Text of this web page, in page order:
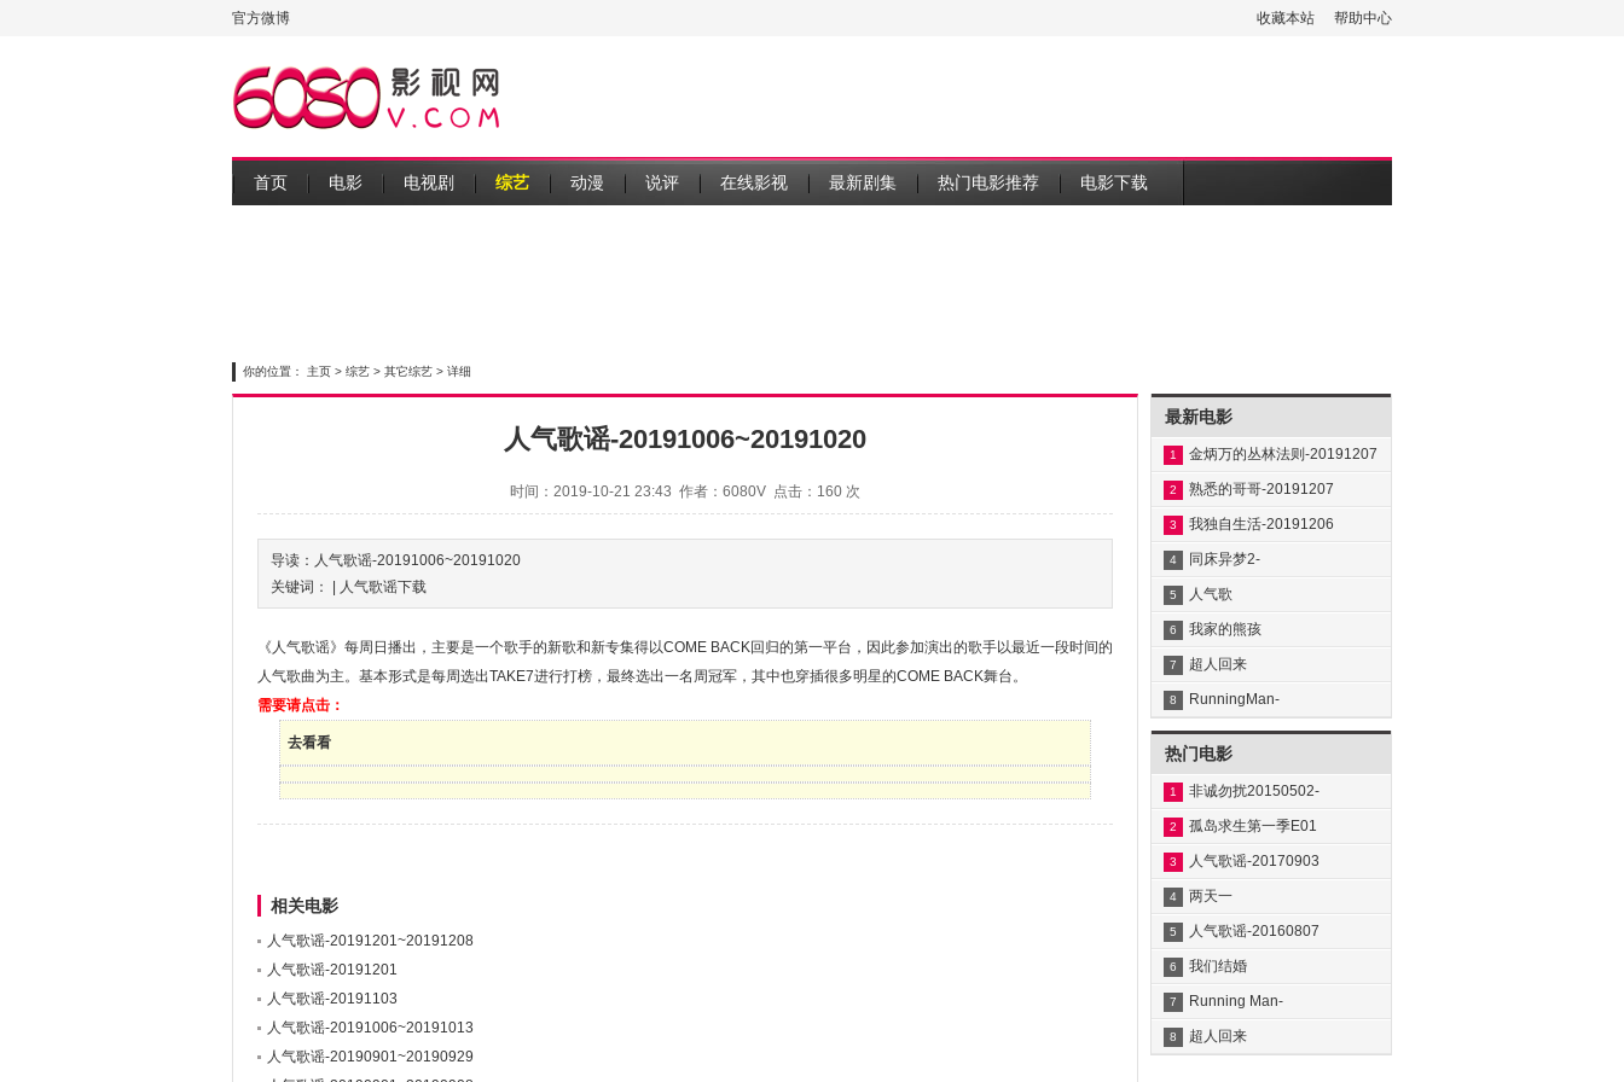
官方微博 收藏本站 帮助中心
首页 电影 电视剧 综艺 动漫 说评 在线影视 最新剧集 热门电影推荐 电影下载
你的位置： 主页 > 综艺 > 其它综艺 > 详细
人气歌谣-20191006~20191020
时间：2019-10-21 23:43 作者：6080V 点击： 160 次
导读：人气歌谣-20191006~20191020
关键词： |
人气歌谣下载
《人气歌谣》每周日播出，主要是一个歌手的新歌和新专集得以COME BACK回归的第一平台，因此参加演出的歌手以最近一段时间的
人气歌曲为主。基本形式是每周选出TAKE7进行打榜，最终选出一名周冠军，其中也穿插很多明星的COME BACK舞台。
需要请点击：
去看看
相关电影
人气歌谣-20191201~20191208
人气歌谣-20191201
人气歌谣-20191103
人气歌谣-20191006~20191013
人气歌谣-20190901~20190929
最新电影
1 金炳万的丛林法则-20191207
2 熟悉的哥哥-20191207
3 我独自生活-20191206
4
同床异梦2-
20191202~20191209
5
人气歌
谣-20191201~20191208
6
我家的熊孩
子-20191201~20191208
7
超人回来
了-20191201~20191208
8
RunningMan-
20191201~20191208
热门电影
1
非诚勿扰20150502-
20160402下载
2 孤岛求生第一季E01
3 人气歌谣-20170903
4
两天一
夜-20160904~20160925
5 人气歌谣-20160807
6
我们结婚
了-20160701~20160716
7
Running Man-
20160807~20160814
8
超人回来